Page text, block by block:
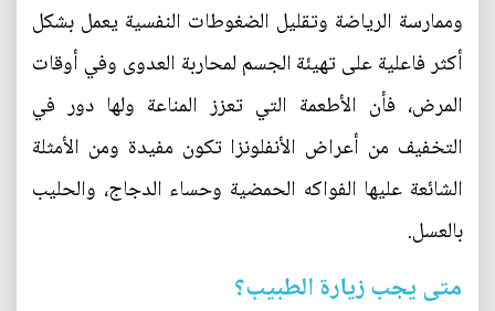
وممارسة الرياضة وتقليل الضغوطات النفسية يعمل بشكل
أكثر فاعلية على تهيئة الجسم لمحاربة العدوى وفي أوقات
المرض، فأن الأطعمة التي تعزز المناعة ولها دور في
التخفيف من أعراض الأنفلونزا تكون مفيدة ومن الأمثلة
الشائعة عليها الفواكه الحمضية وحساء الدجاج، والحليب
بالعسل.
متى يجب زيارة الطبيب؟